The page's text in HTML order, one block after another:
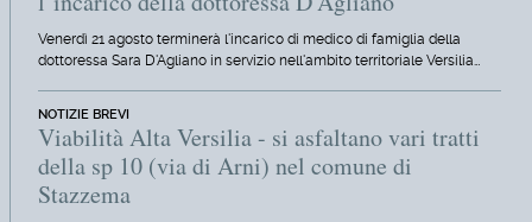
Venerdì 21 agosto terminerà l'incarico di medico di famiglia della
dottoressa Sara D'Agliano in servizio nell'ambito territoriale Versilia…
NOTIZIE BREVI
Viabilità Alta Versilia - si asfaltano vari tratti
della sp 10 (via di Arni) nel comune di
Stazzema